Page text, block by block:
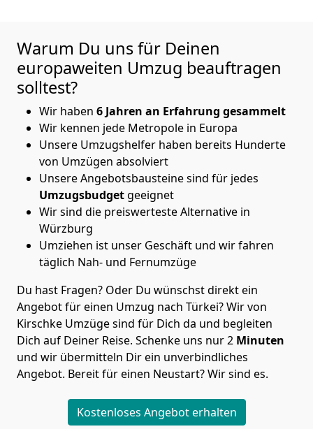
Warum Du uns für Deinen
europaweiten Umzug beauftragen
solltest?
Wir haben 6 Jahren an Erfahrung gesammelt
Wir kennen jede Metropole in Europa
Unsere Umzugshelfer haben bereits Hunderte
von Umzügen absolviert
Unsere Angebotsbausteine sind für jedes
Umzugsbudgetgeeignet
Wir sind die preiswerteste Alternative in
Würzburg
Umziehen ist unser Geschäft und wir fahren
täglich Nah- und Fernumzüge
Du hast Fragen? Oder Du wünschst direkt ein
Angebot für einen Umzug nach Türkei? Wir von
Kirschke Umzügesind für Dich da und begleiten
Dich auf Deiner Reise. Schenke uns nur2 Minuten
und wir übermitteln Dir ein unverbindliches
Angebot. Bereit für einen Neustart? Wir sind es.
Kostenloses Angebot erhalten